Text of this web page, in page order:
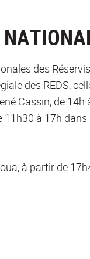
des
des REDS,
Cassin, de
11h30 à 17h
à partir de